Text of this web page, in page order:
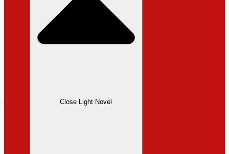
Close Light Novel